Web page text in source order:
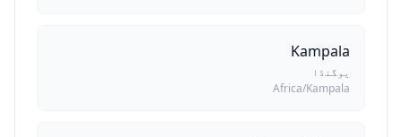
Kampala
یوگنڈا
Africa/Kampala